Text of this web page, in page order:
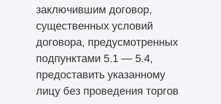
заключившим договор,
существенных условий
договора, предусмотренных
подпунктами 5.1 — 5.4,
предоставить указанному
лицу без проведения торгов